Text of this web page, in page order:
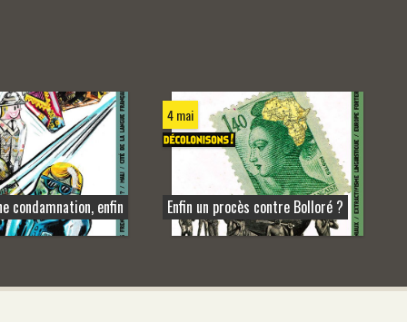
condamnation, enfin
4 mai
Enfin un procès contre Bolloré ?